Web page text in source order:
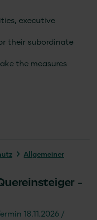
executive
their subordinate
the measures
Allgemeiner
-
18.11.2026